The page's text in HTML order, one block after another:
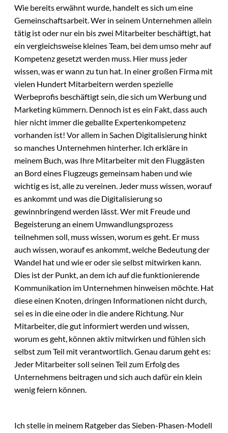
Wie bereits erwähnt wurde, handelt es sich um eine
Gemeinschaftsarbeit. Wer in seinem Unternehmen allein
tätig ist oder nur ein bis zwei Mitarbeiter beschäftigt, hat
ein vergleichsweise kleines Team, bei dem umso mehr auf
Kompetenz gesetzt werden muss. Hier muss jeder
wissen, was er wann zu tun hat. In einer großen Firma mit
vielen Hundert Mitarbeitern werden spezielle
Werbeprofis beschäftigt sein, die sich um Werbung und
Marketing kümmern. Dennoch ist es ein Fakt, dass auch
hier nicht immer die geballte Expertenkompetenz
vorhanden ist! Vor allem in Sachen Digitalisierung hinkt
so manches Unternehmen hinterher. Ich erkläre in
meinem Buch, was Ihre Mitarbeiter mit den Fluggästen
an Bord eines Flugzeugs gemeinsam haben und wie
wichtig es ist, alle zu vereinen. Jeder muss wissen, worauf
es ankommt und was die Digitalisierung so
gewinnbringend werden lässt. Wer mit Freude und
Begeisterung an einem Umwandlungsprozess
teilnehmen soll, muss wissen, worum es geht. Er muss
auch wissen, worauf es ankommt, welche Bedeutung der
Wandel hat und wie er oder sie selbst mitwirken kann.
Dies ist der Punkt, an dem ich auf die funktionierende
Kommunikation im Unternehmen hinweisen möchte. Hat
diese einen Knoten, dringen Informationen nicht durch,
sei es in die eine oder in die andere Richtung. Nur
Mitarbeiter, die gut informiert werden und wissen,
worum es geht, können aktiv mitwirken und fühlen sich
selbst zum Teil mit verantwortlich. Genau darum geht es:
Jeder Mitarbeiter soll seinen Teil zum Erfolg des
Unternehmens beitragen und sich auch dafür ein klein
wenig feiern können.
Ich stelle in meinem Ratgeber das Sieben-Phasen-Modell